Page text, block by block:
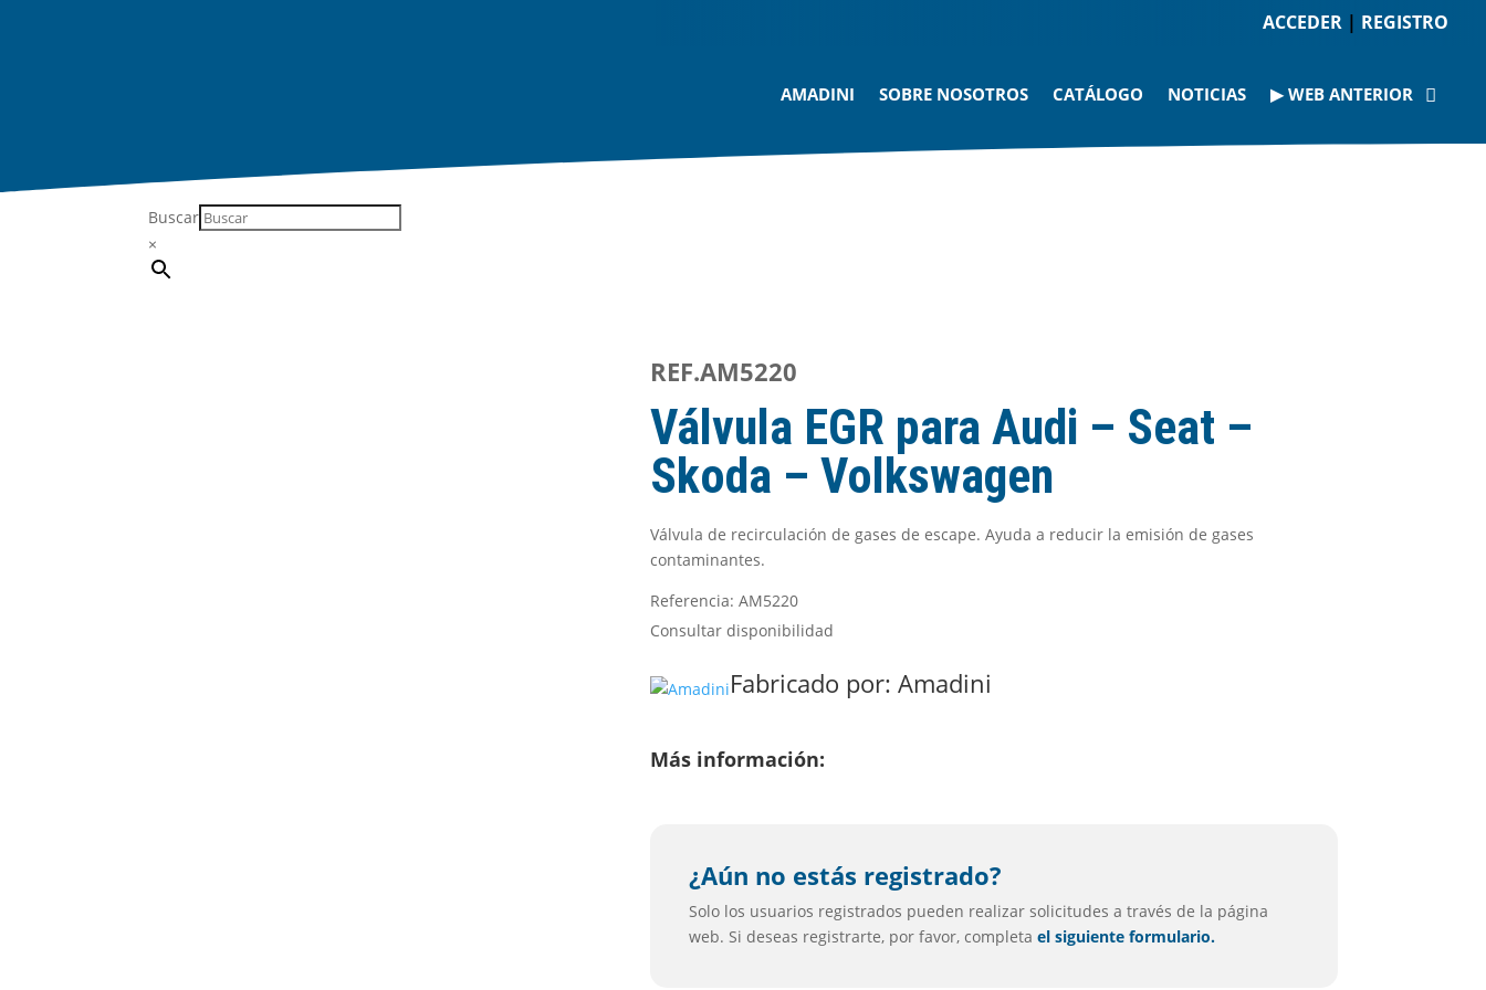
ACCEDER | REGISTRO
AMADINI SOBRE NOSOTROS CATÁLOGO NOTICIAS ▶ WEB ANTERIOR
Buscar
×
REF.AM5220
Válvula EGR para Audi – Seat –
Skoda – Volkswagen
Válvula de recirculación de gases de escape. Ayuda a reducir la emisión de gases
contaminantes.
Referencia: AM5220
Consultar disponibilidad
Fabricado por:Amadini
Más información:
¿Aún no estás registrado?
Solo los usuarios registrados pueden realizar solicitudes a través de la página
web. Si deseas registrarte, por favor, completael siguiente formulario.